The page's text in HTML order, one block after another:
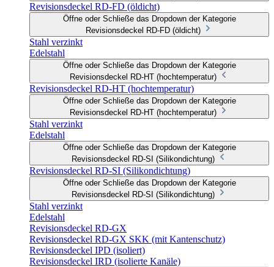
Revisionsdeckel RD-FD (öldicht)
Öffne oder Schließe das Dropdown der Kategorie
Revisionsdeckel RD-FD (öldicht)
Stahl verzinkt
Edelstahl
Öffne oder Schließe das Dropdown der Kategorie
Revisionsdeckel RD-HT (hochtemperatur)
Revisionsdeckel RD-HT (hochtemperatur)
Öffne oder Schließe das Dropdown der Kategorie
Revisionsdeckel RD-HT (hochtemperatur)
Stahl verzinkt
Edelstahl
Öffne oder Schließe das Dropdown der Kategorie
Revisionsdeckel RD-SI (Silikondichtung)
Revisionsdeckel RD-SI (Silikondichtung)
Öffne oder Schließe das Dropdown der Kategorie
Revisionsdeckel RD-SI (Silikondichtung)
Stahl verzinkt
Edelstahl
Revisionsdeckel RD-GX
Revisionsdeckel RD-GX SKK (mit Kantenschutz)
Revisionsdeckel IPD (isoliert)
Revisionsdeckel IRD (isolierte Kanäle)